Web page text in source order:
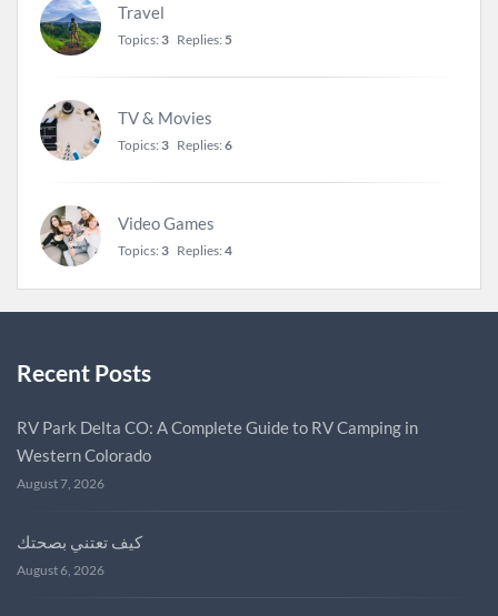
Travel
Topics: 3 Replies: 5
TV & Movies
Topics: 3 Replies: 6
Video Games
Topics: 3 Replies: 4
Recent Posts
RV Park Delta CO: A Complete Guide to RV Camping in
Western Colorado
August 7, 2026
كيف تعتني بصحتك
August 6, 2026